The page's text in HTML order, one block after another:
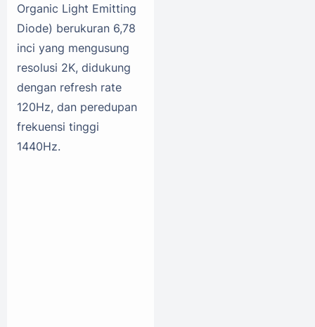
Organic Light Emitting
Diode) berukuran 6,78
inci yang mengusung
resolusi 2K, didukung
dengan refresh rate
120Hz, dan peredupan
frekuensi tinggi
1440Hz.